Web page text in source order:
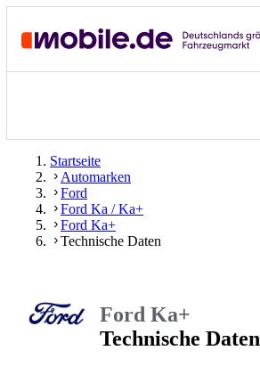
Startseite
Automarken
Ford
Ford Ka / Ka+
Ford Ka+
Technische Daten
Ford Ka+
Technische Daten